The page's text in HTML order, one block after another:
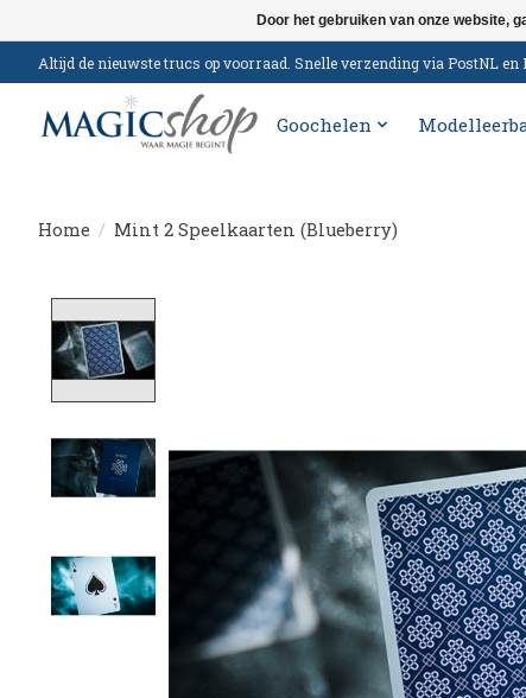
Altijd de nieuwste trucs op voorraad. Snelle verzending via PostNL
Goochelen
Home / Mint 2 Speelkaarten (Blueberry)
Door het gebruiken van onze website,